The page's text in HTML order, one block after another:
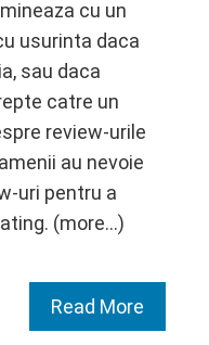
cu un
usurinta daca
sau daca
catre un
review-urile
au nevoie
uri pentru a
(more…)
Read More